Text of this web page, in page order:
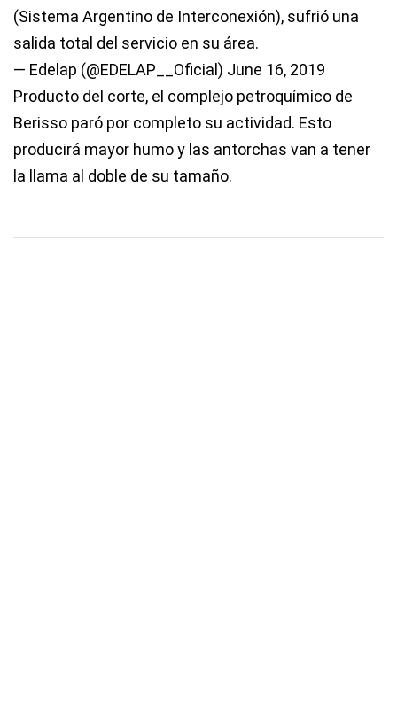
(Sistema Argentino de Interconexión), sufrió una
salida total del servicio en su área.
— Edelap (@EDELAP__Oficial) June 16, 2019
Producto del corte, el complejo petroquímico de
Berisso paró por completo su actividad. Esto
producirá mayor humo y las antorchas van a tener
la llama al doble de su tamaño.